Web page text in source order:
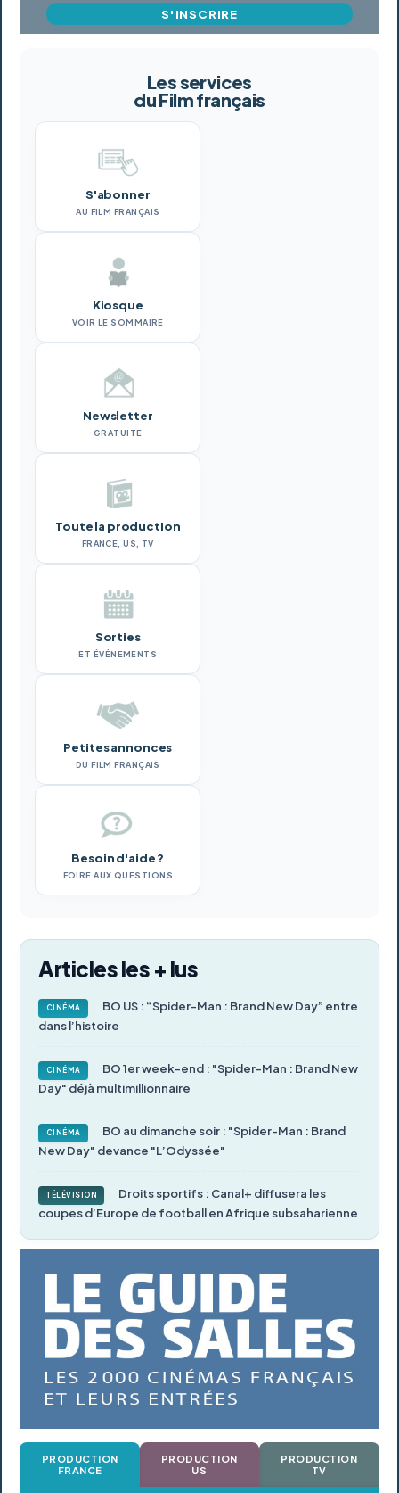
S'INSCRIRE
Les services
du Film français
S'abonner
AU FILM FRANÇAIS
Kiosque
VOIR LE SOMMAIRE
Newsletter
GRATUITE
Toute la production
FRANCE, US, TV
Sorties
ET ÉVÉNEMENTS
Petites annonces
DU FILM FRANÇAIS
Besoin d'aide ?
FOIRE AUX QUESTIONS
Articles les + lus
CINÉMA
BO US : “Spider-Man : Brand New Day” entre
dans l’histoire
CINÉMA
BO 1er week-end : "Spider-Man : Brand New
Day" déjà multimillionnaire
CINÉMA
BO au dimanche soir : "Spider-Man : Brand
New Day" devance "L’Odyssée"
TÉLÉVISION
Droits sportifs : Canal+ diffusera les
coupes d’Europe de football en Afrique subsaharienne
PRODUCTION
FRANCE
PRODUCTION
US
PRODUCTION
TV